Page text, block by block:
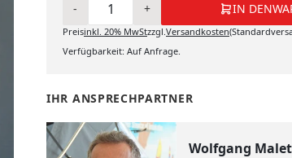
- + IN DEN
Preisinkl. 20% MwStzzgl.Versandkosten
Verfügbarkeit: Auf Anfrage.
IHR ANSPRECHPARTNER
Wolfgang